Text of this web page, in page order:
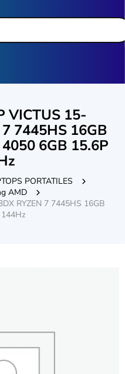
VICTUS 15-
7445HS 16GB
6GB 15.6P
PORTATILES
AMD
RYZEN 7 7445HS 16GB